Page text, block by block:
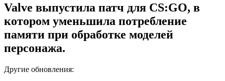
Valve выпустила патч для CS:GO, в
котором уменьшила потребление
памяти при обработке моделей
персонажа.
Другие обновления: